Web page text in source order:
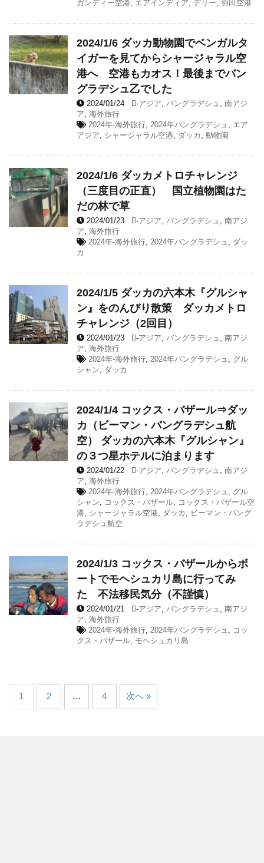
ガンディー空港, エアインディア, デリー, 羽田空港
2024/1/6 ダッカ動物園でベンガルタ
イガーを見てからシャージャラル空
港へ 空港もカオス！最後までバン
グラデシュ乙でした
2024/01/24 -アジア, バングラデシュ , 南アジ
ア, 海外旅行
2024年-海外旅行, 2024年バングラデシュ , エア
アジア, シャージャラル空港, ダッカ , 動物園
2024/1/6 ダッカメトロチャレンジ
（三度目の正直） 国立植物園はた
だの林で草
2024/01/23 -アジア, バングラデシュ , 南アジ
ア, 海外旅行
2024年-海外旅行, 2024年バングラデシュ , ダッ
カ
2024/1/5 ダッカの六本木『グルシャ
ン』をのんびり散策 ダッカメトロ
チャレンジ（2回目）
2024/01/23 -アジア, バングラデシュ , 南アジ
ア, 海外旅行
2024年-海外旅行, 2024年バングラデシュ , グル
シャン, ダッカ
2024/1/4 コックス・バザール⇒ダッ
カ（ビーマン・バングラデシュ航
空） ダッカの六本木『グルシャン』
の３つ星ホテルに泊まります
2024/01/22 -アジア, バングラデシュ , 南アジ
ア, 海外旅行
2024年-海外旅行, 2024年バングラデシュ , グル
シャン, コックス・バザール, コックス・バザール空
港, シャージャラル空港, ダッカ , ビーマン・バング
ラデシュ航空
2024/1/3 コックス・バザールからボ
ートでモヘシュカリ島に行ってみ
た 不法移民気分（不謹慎）
2024/01/21 -アジア, バングラデシュ , 南アジ
ア, 海外旅行
2024年-海外旅行, 2024年バングラデシュ , コッ
クス・バザール, モヘシュカリ島
1 2 … 4 次へ »